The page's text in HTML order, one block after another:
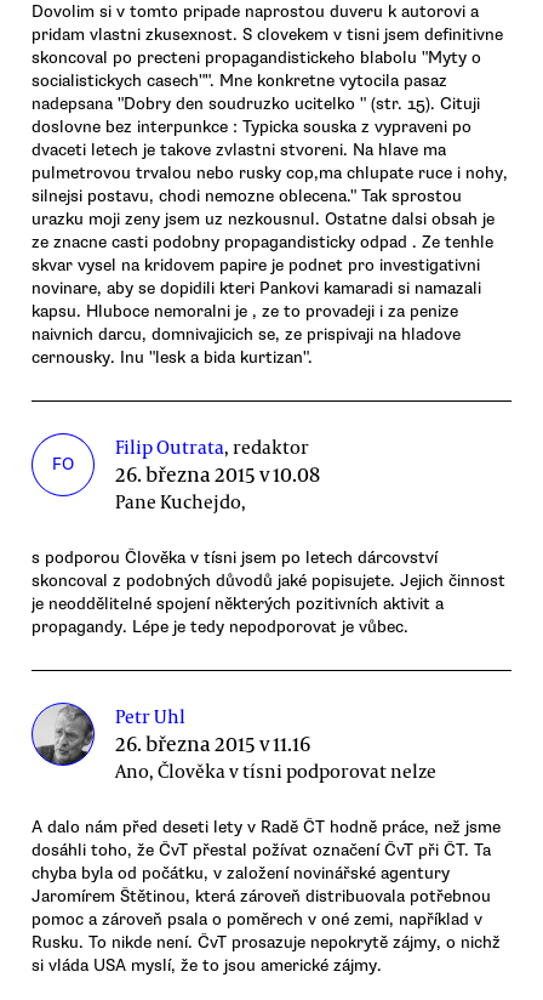
Dovolim si v tomto pripade naprostou duveru k autorovi a
pridam vlastni zkusexnost. S clovekem v tisni jsem definitivne
skoncoval po precteni propagandistickeho blabolu "Myty o
socialistickych casech"". Mne konkretne vytocila pasaz
nadepsana "Dobry den soudruzko ucitelko " (str. 15). Cituji
doslovne bez interpunkce : Typicka souska z vypraveni po
dvaceti letech je takove zvlastni stvoreni. Na hlave ma
pulmetrovou trvalou nebo rusky cop,ma chlupate ruce i nohy,
silnejsi postavu, chodi nemozne oblecena." Tak sprostou
urazku moji zeny jsem uz nezkousnul. Ostatne dalsi obsah je
ze znacne casti podobny propagandisticky odpad . Ze tenhle
skvar vysel na kridovem papire je podnet pro investigativni
novinare, aby se dopidili kteri Pankovi kamaradi si namazali
kapsu. Hluboce nemoralni je , ze to provadeji i za penize
naivnich darcu, domnivajicich se, ze prispivaji na hladove
cernousky. Inu "lesk a bida kurtizan".
FO
Filip Outrata, redaktor
26. března 2015 v 10.08
Pane Kuchejdo,
s podporou Člověka v tísni jsem po letech dárcovství
skoncoval z podobných důvodů jaké popisujete. Jejich činnost
je neoddělitelné spojení některých pozitivních aktivit a
propagandy. Lépe je tedy nepodporovat je vůbec.
Petr Uhl
26. března 2015 v 11.16
Ano, Člověka v tísni podporovat nelze
A dalo nám před deseti lety v Radě ČT hodně práce, než jsme
dosáhli toho, že ČvT přestal požívat označení ČvT při ČT. Ta
chyba byla od počátku, v založení novinářské agentury
Jaromírem Štětinou, která zároveň distribuovala potřebnou
pomoc a zároveň psala o poměrech v oné zemi, například v
Rusku. To nikde není. ČvT prosazuje nepokrytě zájmy, o nichž
si vláda USA myslí, že to jsou americké zájmy.